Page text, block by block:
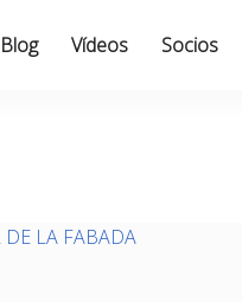
Blog Vídeos Socios